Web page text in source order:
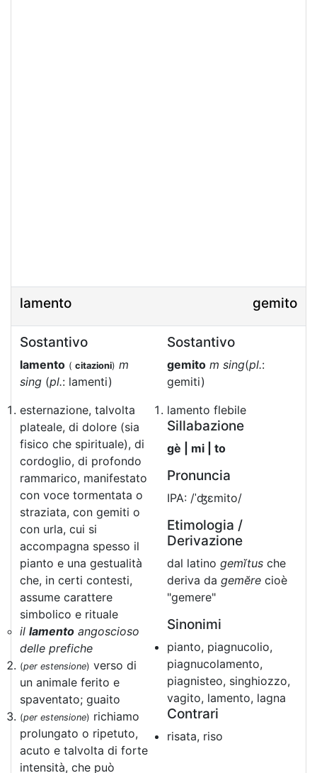
lamento gemito
Sostantivo
lamento ( citazioni) m
sing (pl.: lamenti)
esternazione, talvolta
plateale, di dolore (sia
fisico che spirituale), di
cordoglio, di profondo
rammarico, manifestato
con voce tormentata o
straziata, con gemiti o
con urla, cui si
accompagna spesso il
pianto e una gestualità
che, in certi contesti,
assume carattere
simbolico e rituale
il lamento angoscioso
delle prefiche
(per estensione) verso di
un animale ferito e
spaventato; guaito
(per estensione) richiamo
prolungato o ripetuto,
acuto e talvolta di forte
intensità, che può
Sostantivo
gemito m sing(pl.:
gemiti)
lamento flebile
Sillabazione
gè | mi | to
Pronuncia
IPA: /ˈʤɛmito/
Etimologia /
Derivazione
dal latino gemĭtus che
deriva da gemĕre cioè
"gemere"
Sinonimi
pianto, piagnucolio,
piagnucolamento,
piagnisteo, singhiozzo,
vagito, lamento, lagna
Contrari
risata, riso